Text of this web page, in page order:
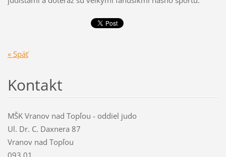
« Späť
Kontakt
MŠK Vranov nad Topľou - oddiel judo
Ul. Dr. C. Daxnera 87
Vranov nad Topľou
093 01